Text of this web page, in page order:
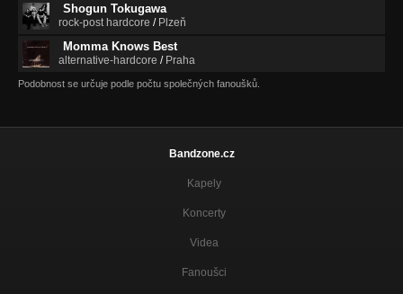
Shogun Tokugawa
rock-post hardcore / Plzeň
Momma Knows Best
alternative-hardcore / Praha
Podobnost se určuje podle počtu společných fanoušků.
Bandzone.cz
Kapely
Koncerty
Videa
Fanoušci